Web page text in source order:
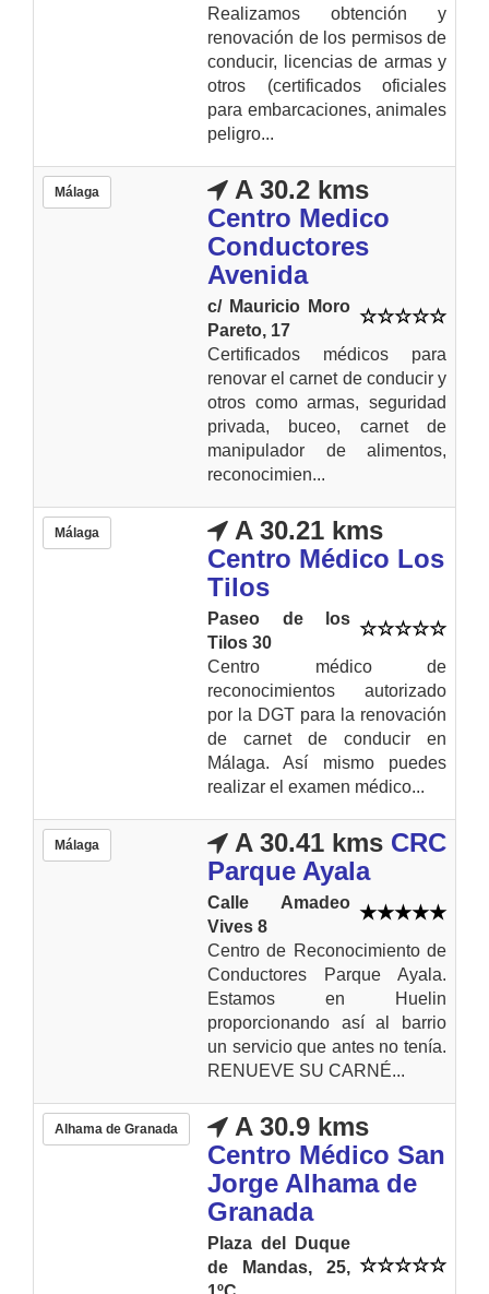
Realizamos obtención y
renovación de los permisos de
conducir, licencias de armas y
otros (certificados oficiales
para embarcaciones, animales
peligro...
Málaga
A 30.2 kms
Centro Medico
Conductores
Avenida
c/ Mauricio Moro
Pareto, 17
Certificados médicos para
renovar el carnet de conducir y
otros como armas, seguridad
privada, buceo, carnet de
manipulador de alimentos,
reconocimien...
Málaga
A 30.21 kms
Centro Médico Los
Tilos
Paseo de los
Tilos 30
Centro médico de
reconocimientos autorizado
por la DGT para la renovación
de carnet de conducir en
Málaga. Así mismo puedes
realizar el examen médico...
Málaga A 30.41 kms CRC
Parque Ayala
Calle Amadeo
Vives 8
Centro de Reconocimiento de
Conductores Parque Ayala.
Estamos en Huelin
proporcionando así al barrio
un servicio que antes no tenía.
RENUEVE SU CARNÉ...
Alhama de Granada
A 30.9 kms
Centro Médico San
Jorge Alhama de
Granada
Plaza del Duque
de Mandas, 25,